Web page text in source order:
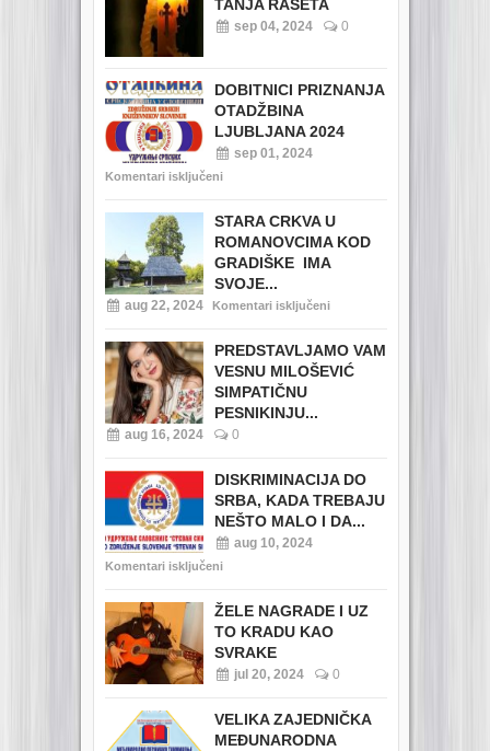
TANJA RAŠETA
sep 04, 2024 0
DOBITNICI PRIZNANJA
OTADŽBINA
LJUBLJANA 2024
sep 01, 2024
Komentari isključeni
STARA CRKVA U
ROMANOVCIMA KOD
GRADIŠKE IMA
SVOJE...
aug 22, 2024 Komentari isključeni
PREDSTAVLJAMO VAM
VESNU MILOŠEVIĆ
SIMPATIČNU
PESNIKINJU...
aug 16, 2024 0
DISKRIMINACIJA DO
SRBA, KADA TREBAJU
NEŠTO MALO I DA...
aug 10, 2024
Komentari isključeni
ŽELE NAGRADE I UZ
TO KRADU KAO
SVRAKE
jul 20, 2024 0
VELIKA ZAJEDNIČKA
MEĐUNARODNA